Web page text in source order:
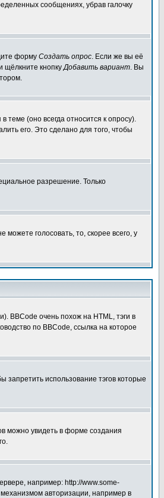
сообщениях, убрав галочку
форму Создать опрос. Если же вы её
щёлкните кнопкуДобавить вариант. Вы
(оно всегда относится к опросу).
его. Это сделано для того, чтобы
разрешение. Только
голосовать, то, скорее всего, у
BBCode очень похож на HTML, тэги в
по BBCode, ссылка на которое
запретить использование тэгов которые
можно увидеть в форме создания
например: http://www.some-
авторизации, например в